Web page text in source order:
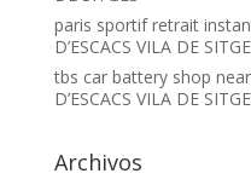
paris sportif retrait
D’ESCACS VILA DE
tbs car battery shop
D’ESCACS VILA DE
Archivos